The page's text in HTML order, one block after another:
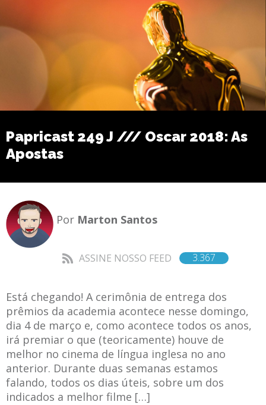
Papricast 249 J /// Oscar 2018: As
Apostas
Por Marton Santos
ASSINE NOSSO FEED 3.367
Está chegando! A cerimônia de entrega dos
prêmios da academia acontece nesse domingo,
dia 4 de março e, como acontece todos os anos,
irá premiar o que (teoricamente) houve de
melhor no cinema de língua inglesa no ano
anterior. Durante duas semanas estamos
falando, todos os dias úteis, sobre um dos
indicados a melhor filme […]